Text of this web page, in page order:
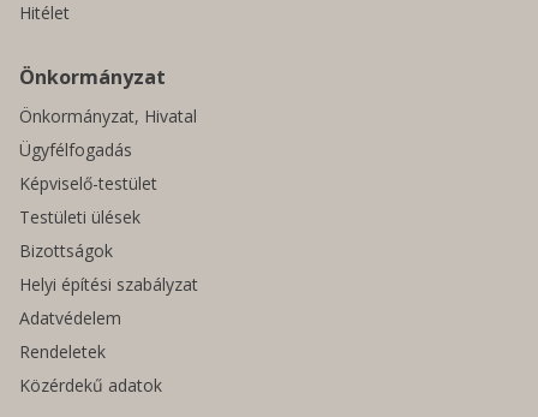
Hitélet
Önkormányzat
Önkormányzat, Hivatal
Ügyfélfogadás
Képviselő-testület
Testületi ülések
Bizottságok
Helyi építési szabályzat
Adatvédelem
Rendeletek
Közérdekű adatok